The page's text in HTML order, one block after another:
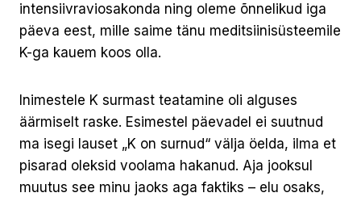
intensiivraviosakonda ning oleme õnnelikud iga
päeva eest, mille saime tänu meditsiinisüsteemile
K-ga kauem koos olla.
Inimestele K surmast teatamine oli alguses
äärmiselt raske. Esimestel päevadel ei suutnud
ma isegi lauset „K on surnud“ välja öelda, ilma et
pisarad oleksid voolama hakanud. Aja jooksul
muutus see minu jaoks aga faktiks – elu osaks,